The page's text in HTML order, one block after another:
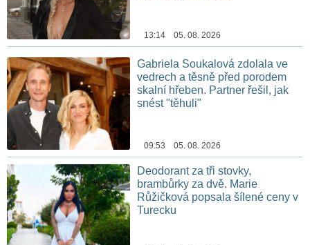
13:14 05. 08. 2026
Gabriela Soukalová zdolala ve
vedrech a těsně před porodem
skalní hřeben. Partner řešil, jak
snést "těhuli"
09:53 05. 08. 2026
Deodorant za tři stovky,
brambůrky za dvě. Marie
Růžičková popsala šílené ceny v
Turecku